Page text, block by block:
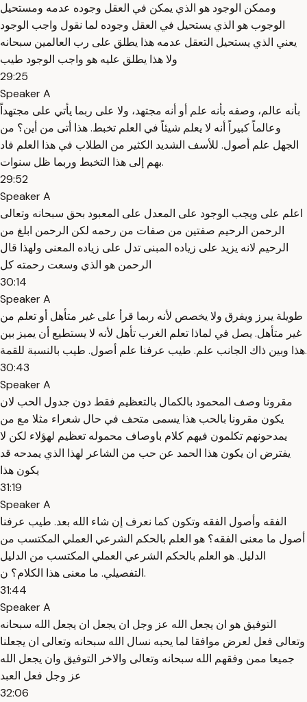
وممكن الوجود هو الذي يمكن في العقل وجوده عدمه ومستحيل
الوجوب هو الذي يستحيل في العقل وجوده لما نقول واجب الوجود
يعني الذي يستحيل التعقل عدمه هذا يطلق على رب العالمين سبحانه
ولا هذا يطلق عليه هو واجب الوجود طيب
29:25
Speaker A
بأنه عالم، وصفه بأنه علم أو أنه مجتهد، ولا على ربما يأتي على مجتهداً
وعالماً كبيراً أنه لا يعلم شيئاً في العلم تخبط. هذا أتى من أين؟ من
الجهل علم أصول. للأسف الشديد الكثير من الطلاب في هذا العلم فاد
بهم إلى هذا التخبط وربما ظل سنوات.
29:52
Speaker A
اعلم على ويجب الوجود على المعدل على المعبود بحق سبحانه وتعالى
الرحمن الرحيم صفتين من صفات من رحمه لكن الرحمن ابلغ من
الرحيم لانه يزيد على زياده المبنى تدل على زياده المعنى ولهذا قال
الرحمن هو الذي وسعت رحمته كل
30:14
Speaker A
طويلة يبرز ويفرق ولا يخصص لأنه ربما قرأ على غير متأهل أو تعلم من
غير متأهل. يصل في لماذا تعلم الغرب تأهل لأنه لا يستطيع أن يميز بين
هذا وبين ذاك الجانب علم. طيب عرفنا علم أصول. طيب بالنسبة للقمة.
30:43
Speaker A
مقرونا وصف المحمود بالكمال بالتعظيم فقط دون جدول الحب لان
يكون مقرونا بالحب هذا يسمى متحف في حال شعراء مثلا مع من
يمدحونهم تكلمون فيهم كلام باوصاف محموله تعظيم لهؤلاء لكن لا
يفترض ان يكون هذا الحمد عن حب من الشاعر لهذا الذي يمدحه قد
يكون هذا
31:19
Speaker A
الفقه وأصول الفقه وتكون كما نعرف إن شاء الله بعد. طيب عرفنا
أصول ما معنى الفقه؟ هو العلم بالحكم الشرعي العملي المكتسب من
الدليل. هو العلم بالحكم الشرعي العملي المكتسب من الدليل
التفصيلي. ما معنى هذا الكلام؟ ن.
31:44
Speaker A
التوفيق هو ان يجعل الله عز وجل ان يجعل ان يجعل الله سبحانه
وتعالى فعل لعرض موافقا لما يحبه نسال الله سبحانه وتعالى ان يجعلنا
جميعا ممن وفقهم الله سبحانه وتعالى والاخر التوفيق وان يجعل الله
عز وجل فعل العبد
32:06